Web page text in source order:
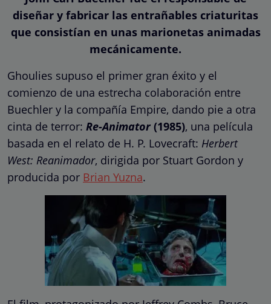
diseñar y fabricar las entrañables criaturitas
que consistían en unas marionetas animadas
mecánicamente.
Ghoulies supuso el primer gran éxito y el
comienzo de una estrecha colaboración entre
Buechler y la compañía Empire, dando pie a otra
cinta de terror: Re-Animator (1985), una película
basada en el relato de H. P. Lovecraft: Herbert
West: Reanimador, dirigida por Stuart Gordon y
producida por Brian Yuzna.